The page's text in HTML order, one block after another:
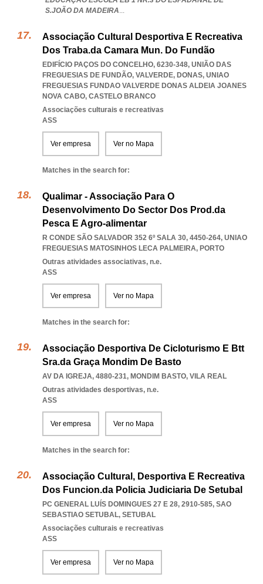
S.JOÃO DA MADEIRA...
Associação Cultural Desportiva E Recreativa
Dos Traba.da Camara Mun. Do Fundão
EDIFÍCIO PAÇOS DO CONCELHO, 6230-348, UNIÃO DAS
FREGUESIAS DE FUNDÃO, VALVERDE, DONAS, UNIAO
FREGUESIAS FUNDAO VALVERDE DONAS ALDEIA JOANES
NOVA CABO, CASTELO BRANCO
Associações culturais e recreativas
ASS
Ver empresa Ver no Mapa
Matches in the search for:
Qualimar - Associação Para O
Desenvolvimento Do Sector Dos Prod.da
Pesca E Agro-alimentar
R CONDE SÃO SALVADOR 352 6º SALA 30, 4450-264, UNIAO
FREGUESIAS MATOSINHOS LECA PALMEIRA, PORTO
Outras atividades associativas, n.e.
ASS
Ver empresa Ver no Mapa
Matches in the search for:
Associação Desportiva De Cicloturismo E Btt
Sra.da Graça Mondim De Basto
AV DA IGREJA, 4880-231, MONDIM BASTO, VILA REAL
Outras atividades desportivas, n.e.
ASS
Ver empresa Ver no Mapa
Matches in the search for:
Associação Cultural, Desportiva E Recreativa
Dos Funcion.da Policia Judiciaria De Setubal
PC GENERAL LUÍS DOMINGUES 27 E 28, 2910-585, SAO
SEBASTIAO SETUBAL, SETUBAL
Associações culturais e recreativas
ASS
Ver empresa Ver no Mapa